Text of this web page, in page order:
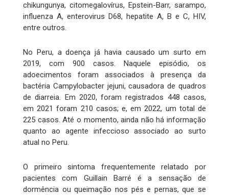
chikungunya, citomegalovírus, Epstein-Barr, sarampo,
influenza A, enterovirus D68, hepatite A, B e C, HIV,
entre outros.
No Peru, a doença já havia causado um surto em
2019, com 900 casos. Naquele episódio, os
adoecimentos foram associados à presença da
bactéria Campylobacter jejuni, causadora de quadros
de diarreia. Em 2020, foram registrados 448 casos,
em 2021 foram 210 casos; e, em 2022, um total de
225 casos. Até o momento, ainda não há informação
quanto ao agente infeccioso associado ao surto
atual no Peru.
O primeiro sintoma frequentemente relatado por
pacientes com Guillain Barré é a sensação de
dormência ou queimação nos pés e pernas, que se